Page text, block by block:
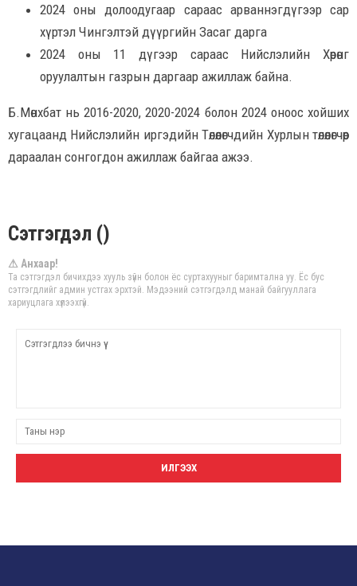
2024 оны долоодугаар сараас арваннэгдүгээр сар
хүртэл Чингэлтэй дүүргийн Засаг дарга
2024 оны 11 дүгээр сараас Нийслэлийн Хөрөнгө
оруулалтын газрын даргаар ажиллаж байна.
Б.Мөнхбат нь 2016-2020, 2020-2024 болон 2024 оноос хойших
хугацаанд Нийслэлийн иргэдийн Төлөөлөгчдийн Хурлын төлөөлөгчөөр
дараалан сонгогдон ажиллаж байгаа ажээ.
Сэтгэгдэл ()
⚠ Анхаар!
Та сэтгэгдэл бичихдээ хууль зүйн болон ёс суртахууныг баримтална уу. Ёс бус
сэтгэгдлийг админ устгах эрхтэй. Мэдээний сэтгэгдэлд манай байгууллага
хариуцлага хүлээхгүй.